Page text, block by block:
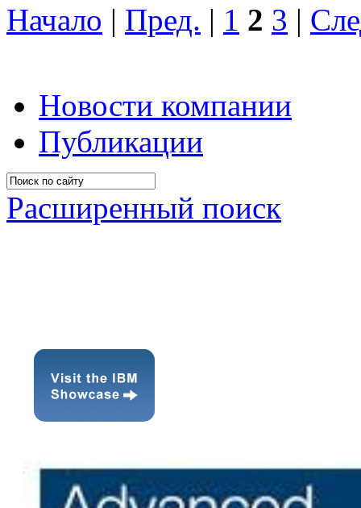
Начало | Пред. | 1 2 3 |
Новости компании
Публикации
Расширенный поиск